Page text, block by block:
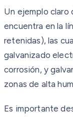
Un ejemplo claro
encuentra en la
retenidas), las
galvanizado
corrosión, y
zonas de alta
Es importante